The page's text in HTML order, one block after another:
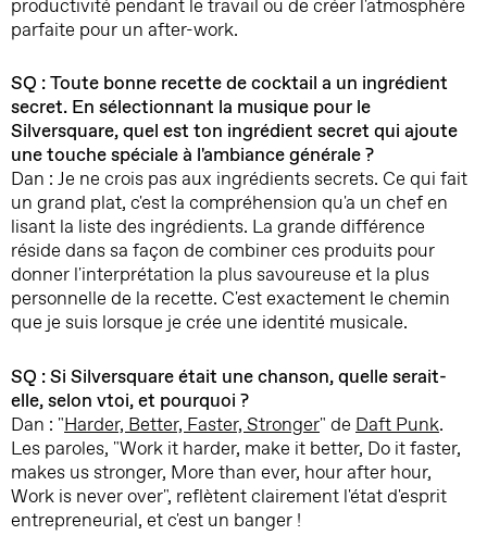
productivité pendant le travail ou de créer l'atmosphère
parfaite pour un after-work.
SQ : Toute bonne recette de cocktail a un ingrédient
secret. En sélectionnant la musique pour le
Silversquare, quel est ton ingrédient secret qui ajoute
une touche spéciale à l'ambiance générale ?
Dan : Je ne crois pas aux ingrédients secrets. Ce qui fait
un grand plat, c'est la compréhension qu'a un chef en
lisant la liste des ingrédients. La grande différence
réside dans sa façon de combiner ces produits pour
donner l'interprétation la plus savoureuse et la plus
personnelle de la recette. C'est exactement le chemin
que je suis lorsque je crée une identité musicale.
SQ : Si Silversquare était une chanson, quelle serait-
elle, selon vtoi, et pourquoi ?
Dan : "Harder, Better, Faster, Stronger" de Daft Punk.
Les paroles, "Work it harder, make it better, Do it faster,
makes us stronger, More than ever, hour after hour,
Work is never over", reflètent clairement l'état d'esprit
entrepreneurial, et c'est un banger !